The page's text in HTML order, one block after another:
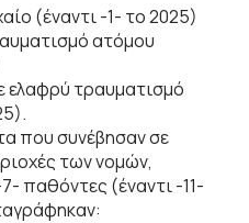
(έναντι -1- το 2025)
ατόμου
ελαφρύ τραυματισμό
που συνέβησαν σε
των νομών,
παθόντες (έναντι -11-